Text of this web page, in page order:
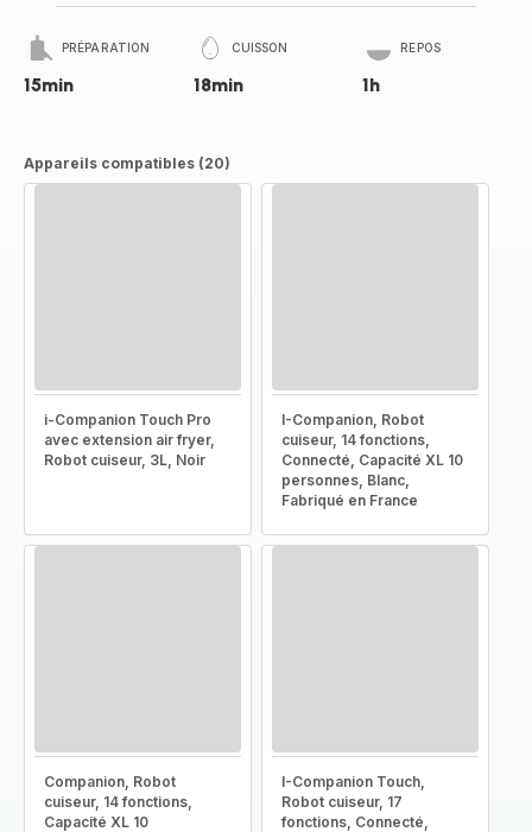
PRÉPARATION
15min
CUISSON
18min
REPOS
1h
Appareils compatibles (20)
i-Companion Touch Pro
avec extension air fryer,
Robot cuiseur, 3L, Noir
I-Companion, Robot
cuiseur, 14 fonctions,
Connecté, Capacité XL 10
personnes, Blanc,
Fabriqué en France
Companion, Robot
cuiseur, 14 fonctions,
Capacité XL 10
I-Companion Touch,
Robot cuiseur, 17
fonctions, Connecté,